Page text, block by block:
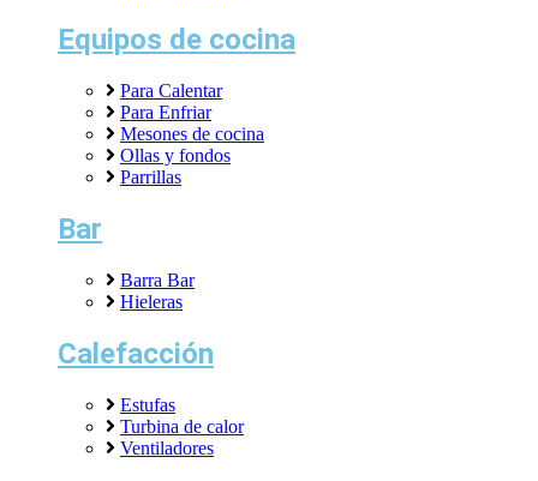
Equipos de cocina
Para Calentar
Para Enfriar
Mesones de cocina
Ollas y fondos
Parrillas
Bar
Barra Bar
Hieleras
Calefacción
Estufas
Turbina de calor
Ventiladores